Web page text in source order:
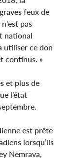
feux de
pas
national
utiliser ce don
continus. »
et plus de
l’état
est prête
lorsqu’ils
Nemrava,